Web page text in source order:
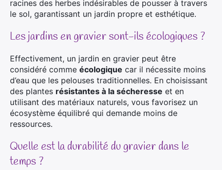
racines des herbes indésirables de pousser à travers
le sol, garantissant un jardin propre et esthétique.
Les jardins en gravier sont-ils écologiques ?
Effectivement, un jardin en gravier peut être
considéré comme écologique car il nécessite moins
d’eau que les pelouses traditionnelles. En choisissant
des plantes résistantes à la sécheresse et en
utilisant des matériaux naturels, vous favorisez un
écosystème équilibré qui demande moins de
ressources.
Quelle est la durabilité du gravier dans le
temps ?